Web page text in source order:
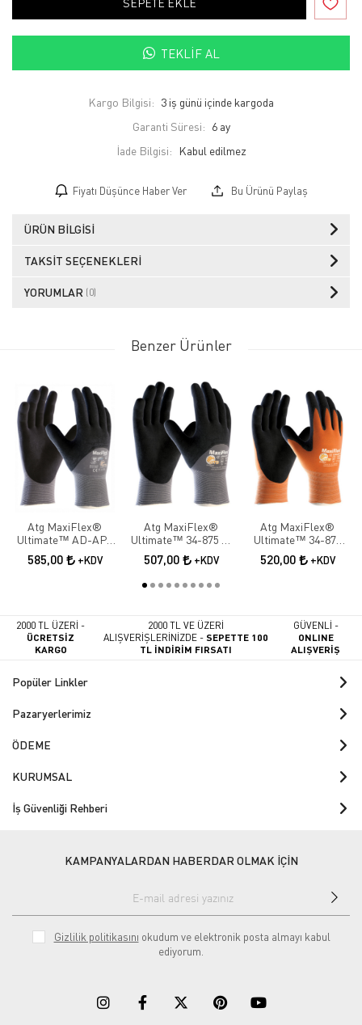
TEKLIF AL
Kargo Bilgisi: 3 iş günü içinde kargoda
Garanti Süresi: 6 ay
İade Bilgisi:
Fiyatı Düşünce Haber Ver Bu Ürünü Paylaş
ÜRÜN BILGISI
TAKSIT SEÇENEKLERI
YORUMLAR (0)
Benzer Ürünler
Atg MaxiFlex®
Ultimate™ AD-APT
42-875 ¾ Dipped İş
Eldiveni
585,00 +KDV
Atg MaxiFlex®
Ultimate™ 34-875 ¾
Dipped İş Eldiveni
507,00 +KDV
Atg MaxiFlex®
Ultimate™ 34-878
Palm İş Eldiveni
520,00 +KDV
2000 TL ÜZERİ -
ÜCRETSİZ
KARGO
2000 TL VE ÜZERİ
ALIŞVERİŞLERİNİZDE -SEPETTE 100
TL İNDİRİM FIRSATI
GÜVENLİ -
ONLINE
ALIŞVERİŞ
Popüler Linkler
Pazaryerlerimiz
ÖDEME
KURUMSAL
İş Güvenliği Rehberi
KAMPANYALARDAN HABERDAR OLMAK İÇİN
Gizlilik politikasını okudum ve elektronik posta almayı kabul
ediyorum.